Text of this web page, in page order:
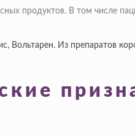
продуктов. В том числе
Из препаратов